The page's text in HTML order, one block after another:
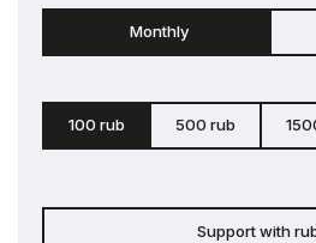
Monthly
100 rub 500 rub
Support with